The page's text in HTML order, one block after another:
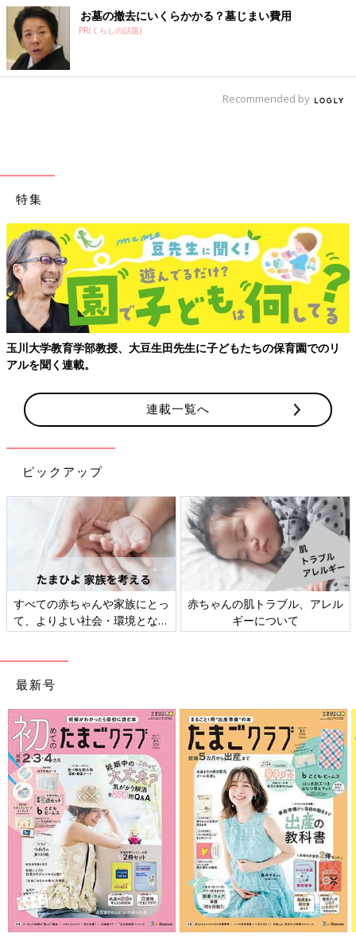
お墓の撤去にいくらかかる？墓じまい費用
PR(くらしの話題)
Recommended by
特集
玉川大学教育学部教授、大豆生田先生に子どもたちの保育園でのリ
アルを聞く連載。
連載一覧へ
ピックアップ
すべての赤ちゃんや家族にとっ
て、よりよい社会・環境となる
ことをめざしてさまざまな課題
赤ちゃんの肌トラブル、アレル
ギーについて
最新号